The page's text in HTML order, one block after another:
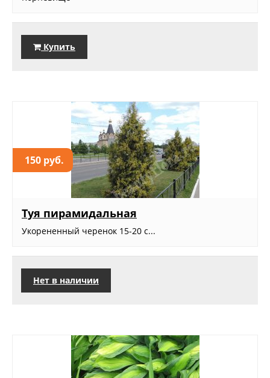
Купить
150 руб.
Туя пирамидальная
Укорененный черенок 15-20 с...
Нет в наличии